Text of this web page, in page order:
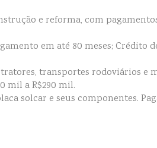
e reforma, com
em até 80 meses; Crédito
transportes rodoviários e
mil a R$290 mil.
solcar e seus componentes.